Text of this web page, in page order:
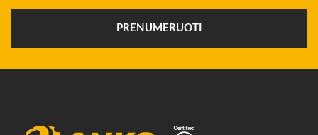
PRENUMERUOTI